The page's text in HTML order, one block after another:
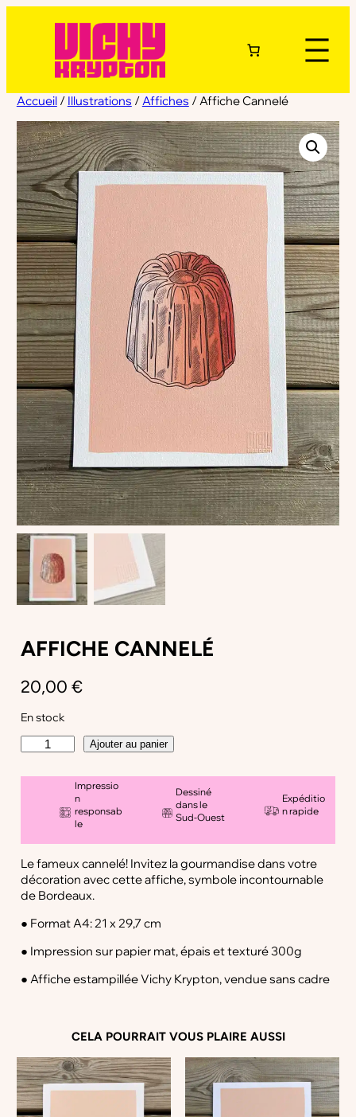
Accueil/ Illustrations /Affiches / Affiche Cannelé
AFFICHE CANNELÉ
20,00 €
En stock
a
d
e
A
i
h
n
e
l
é
Ajouter au panier
Impressio
n
responsab
le
Dessiné
dans le
Sud-Ouest
Expéditio
n rapide
Le fameux cannelé! Invitez la gourmandise dans votre
décoration avec cette affiche, symbole incontournable
de Bordeaux.
● Format A4: 21 x 29,7 cm
● Impression sur papier mat, épais et texturé 300g
● Affiche estampillée Vichy Krypton, vendue sans cadre
CELA POURRAIT VOUS PLAIRE AUSSI